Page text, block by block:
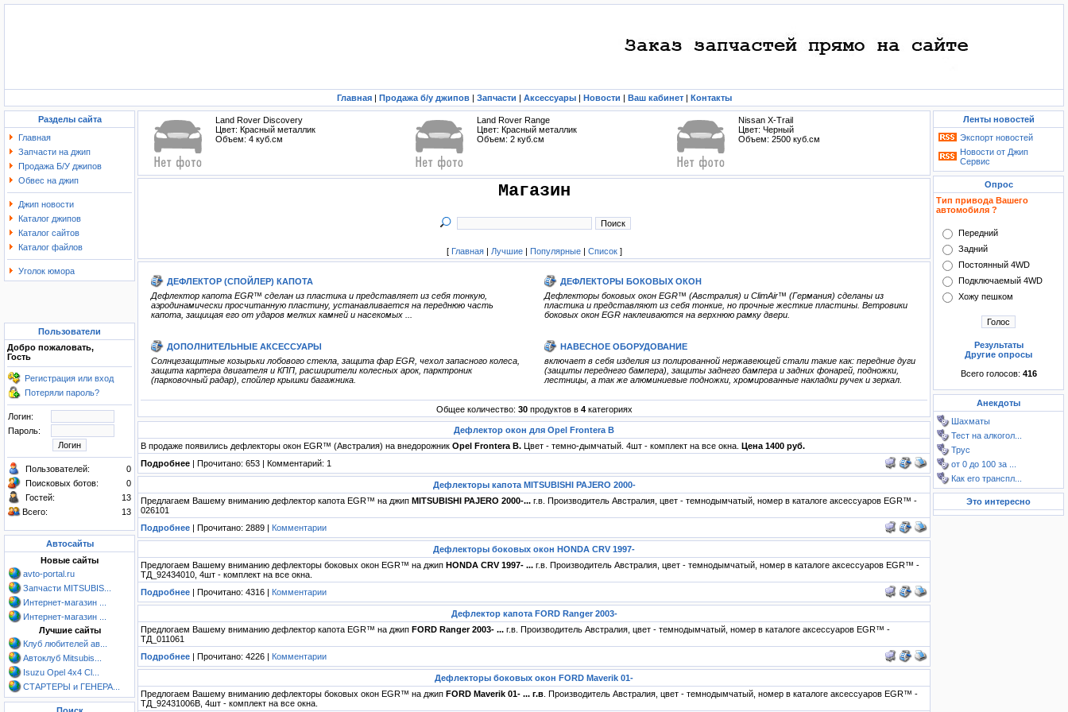
Главная| Продажа б/у джипов| Запчасти | Аксессуары| Новости | Ваш кабинет| Контакты
Разделы сайта
Главная
Запчасти на джип
Продажа Б/У джипов
Обвес на джип
Джип новости
Каталог джипов
Каталог сайтов
Каталог файлов
Уголок юмора
Пользователи
Добро пожаловать,
Гость
Регистрация или вход
Потеряли пароль?
Логин:
Пароль:
Пользователей:
0
Поисковых ботов:
0
Гостей:
13
Всего:
13
Автосайты
Новые сайты
avto-portal.ru
Запчасти MITSUBIS...
Интернет-магазин ...
Интернет-магазин ...
Лучшие сайты
Клуб любителей ав...
Автоклуб Mitsubis...
Isuzu Opel 4x4 Cl...
СТАРТЕРЫ и ГЕНЕРА...
Land Rover Discovery
Цвет: Красный металлик
Объем: 4 куб.см
Land Rover Range
Цвет: Красный металлик
Объем: 2 куб.см
Nissan X-Trail
Цвет: Черный
Объем: 2500 куб.см
Магазин
[ Главная| Лучшие| Популярные| Список]
ДЕФЛЕКТОР (СПОЙЛЕР) КАПОТА
Дефлектор капота EGR™ сделан из пластика и представляет из себя тонкую,
аэродинамически просчитанную пластину, устанавливается на переднюю часть
капота, защищая его от ударов мелких камней и насекомых ...
ДЕФЛЕКТОРЫ БОКОВЫХ ОКОН
Дефлекторы боковых окон EGR™ (Австралия) и ClimAir™ (Германия) сделаны из
пластика и представляют из себя тонкие, но прочные жесткие пластины. Ветровики
боковых окон EGR наклеиваются на верхнюю рамку двери.
ДОПОЛНИТЕЛЬНЫЕ АКСЕССУАРЫ
Солнцезащитные козырьки лобового стекла, защита фар EGR, чехол запасного колеса,
защита картера двигателя и КПП, расширители колесных арок, парктроник
(парковочный радар), спойлер крышки багажника.
НАВЕСНОЕ ОБОРУДОВАНИЕ
включает в себя изделия из полированной нержавеющей стали такие как: передние дуги
(защиты переднего бампера), защиты заднего бампера и задних фонарей, подножки,
лестницы, а так же алюминиевые подножки, хромированные накладки ручек и зеркал.
Общее количество: 30продуктов в 4категориях
Дефлектор окон для Opel Frontera B
В продаже появились дефлекторы окон EGR™ (Австралия) на внедорожник Opel Frontera B. Цвет - темно-дымчатый. 4шт - комплект на все окна. Цена 1400 руб.
Подробнее | Прочитано: 653 | Комментарий: 1
Дефлекторы капота MITSUBISHI PAJERO 2000-
Предлагаем Вашему вниманию дефлектор капота EGR™ на джип MITSUBISHI PAJERO 2000-... г.в. Производитель Австралия, цвет - темнодымчатый, номер в каталоге аксессуаров EGR™ -
026101
Подробнее | Прочитано: 2889 | Комментарии
Дефлекторы боковых окон HONDA CRV 1997-
Предлогаем Вашему вниманию дефлекторы боковых окон EGR™ на джип HONDA CRV 1997- ... г.в. Производитель Австралия, цвет - темнодымчатый, номер в каталоге аксессуаров EGR™ -
ТД_92434010, 4шт - комплект на все окна.
Подробнее | Прочитано: 4316 | Комментарии
Дефлектор капота FORD Ranger 2003-
Предлогаем Вашему вниманию дефлектор капота EGR™ на джип FORD Ranger 2003- ... г.в. Производитель Австралия, цвет - темнодымчатый, номер в каталоге аксессуаров EGR™ -
ТД_011061
Подробнее | Прочитано: 4226 | Комментарии
Дефлекторы боковых окон FORD Maverik 01-
Предлогаем Вашему вниманию дефлекторы боковых окон EGR™ на джип FORD Maverik 01- ... г.в . Производитель Австралия, цвет - темнодымчатый, номер в каталоге аксессуаров EGR™ -
ТД_92431006B, 4шт - комплект на все окна.
Ленты новостей
Экспорт новостей
Новости от Джип
Сервис
Опрос
Тип привода Вашего
автомобиля ?
Передний
Задний
Постоянный 4WD
Подключаемый 4WD
Хожу пешком
Результаты
Другие опросы
Всего голосов: 416
Анекдоты
Шахматы
Тест на алкогол...
Трус
от 0 до 100 за ...
Как его транспл...
Это интересно